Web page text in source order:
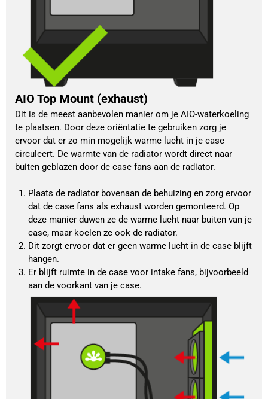
AIO Top Mount (exhaust)
Dit is de meest aanbevolen manier om je AIO-waterkoeling
te plaatsen. Door deze oriëntatie te gebruiken zorg je
ervoor dat er zo min mogelijk warme lucht in je case
circuleert. De warmte van de radiator wordt direct naar
buiten geblazen door de case fans aan de radiator.
Plaats de radiator bovenaan de behuizing en zorg ervoor
dat de case fans als exhaust worden gemonteerd. Op
deze manier duwen ze de warme lucht naar buiten van je
case, maar koelen ze ook de radiator.
Dit zorgt ervoor dat er geen warme lucht in de case blijft
hangen.
Er blijft ruimte in de case voor intake fans, bijvoorbeeld
aan de voorkant van je case.